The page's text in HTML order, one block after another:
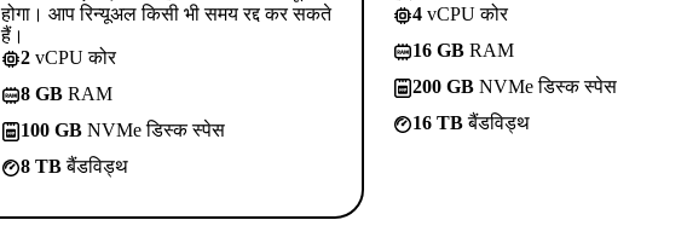
होगा। आप रिन्यूअल किसी भी समय रद्द कर सकते
हैं।
2 vCPU कोर
8 GB RAM
100 GB NVMe डिस्क स्पेस
8 TBबैंडविड्थ
4 vCPU कोर
16 GB RAM
200 GB NVMe डिस्क स्पेस
16 TBबैंडविड्थ